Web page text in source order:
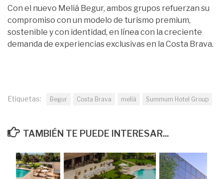
Con el nuevo Meliá Begur, ambos grupos refuerzan su
compromiso con un modelo de turismo premium,
sostenible y con identidad, en línea con la creciente
demanda de experiencias exclusivas en la Costa Brava.
Etiquetas: Begur Costa Brava melià Summum Hotel Group
TAMBIÉN TE PUEDE INTERESAR...